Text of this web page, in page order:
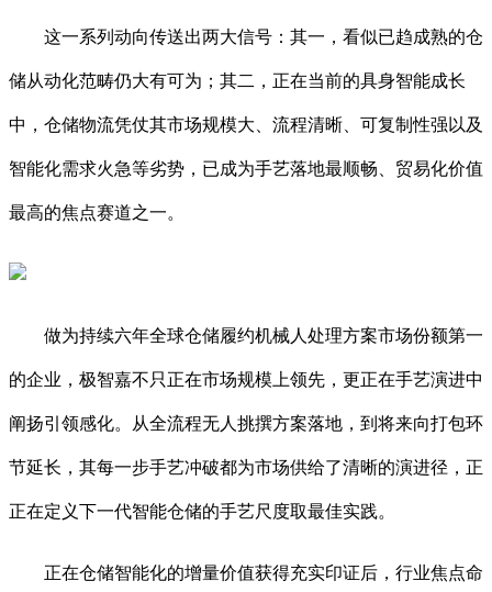
这一系列动向传送出两大信号：其一，看似已趋成熟的仓
储从动化范畴仍大有可为；其二，正在当前的具身智能成长
中，仓储物流凭仗其市场规模大、流程清晰、可复制性强以及
智能化需求火急等劣势，已成为手艺落地最顺畅、贸易化价值
最高的焦点赛道之一。
做为持续六年全球仓储履约机械人处理方案市场份额第一
的企业，极智嘉不只正在市场规模上领先，更正在手艺演进中
阐扬引领感化。从全流程无人挑撰方案落地，到将来向打包环
节延长，其每一步手艺冲破都为市场供给了清晰的演进径，正
正在定义下一代智能仓储的手艺尺度取最佳实践。
正在仓储智能化的增量价值获得充实印证后，行业焦点命